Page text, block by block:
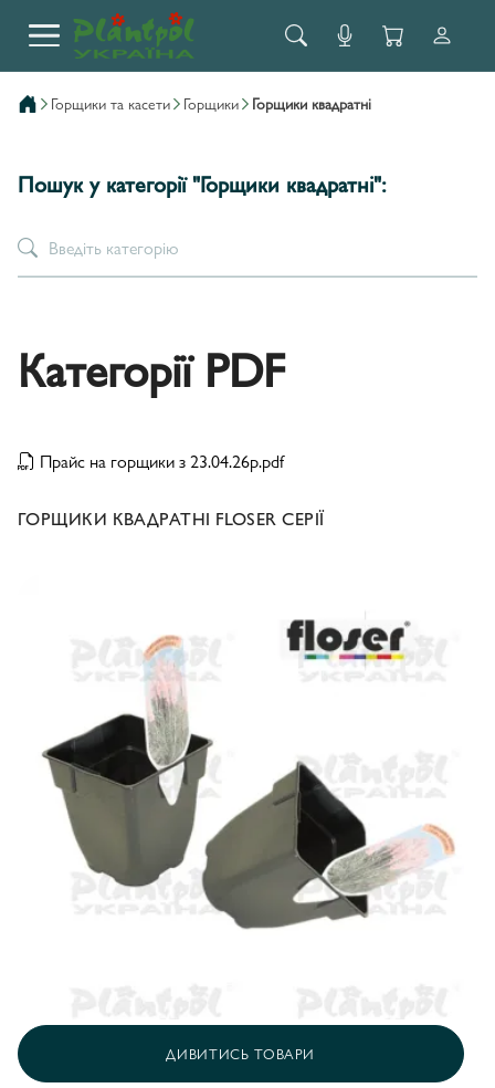
горщики та касети горщики горщики квадратні
Пошук у категорії "Горщики квадратні":
Категорії PDF
Прайс на горщики з 23.04.26р.pdf
ГОРЩИКИ КВАДРАТНІ FLOSER СЕРІЇ
ДИВИТИСЬ ТОВАРИ